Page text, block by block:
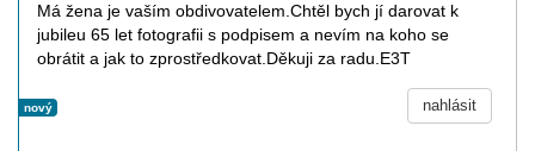
Má žena je vaším obdivovatelem.Chtěl bych jí darovat k
jubileu 65 let fotografii s podpisem a nevím na koho se
obrátit a jak to zprostředkovat.Děkuji za radu.E3T
nový nahlásit